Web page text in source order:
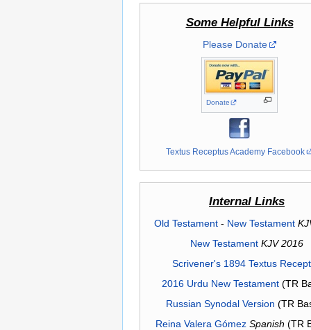
Some Helpful Links
Please Donate
Donate
Textus Receptus Academy Facebook
Internal Links
Old Testament- New Testament
New Testament KJV 2016
Scrivener's 1894 Textus
2016 Urdu New Testament(TR
Russian Synodal Version (TR
Reina Valera Gómez Spanish (TR